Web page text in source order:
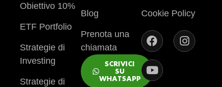
Obiettivo 10%
ETF Portfolio
Strategie di
Investing
Strategie di
Blog
Prenota una
chiamata
SCRIVICI
SU
WHATSAPP
Cookie Policy